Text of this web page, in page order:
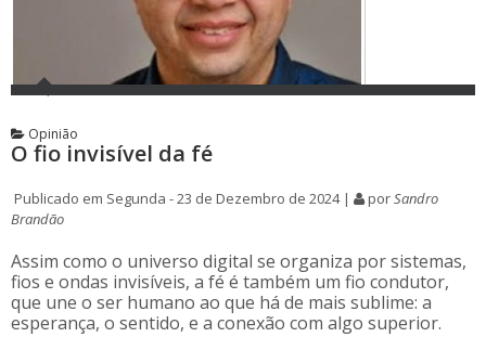
Opinião
O fio invisível da fé
Publicado em Segunda - 23 de Dezembro de 2024 | porSandro
Brandão
Assim como o universo digital se organiza por sistemas,
fios e ondas invisíveis, a fé é também um fio condutor,
que une o ser humano ao que há de mais sublime: a
esperança, o sentido, e a conexão com algo superior.